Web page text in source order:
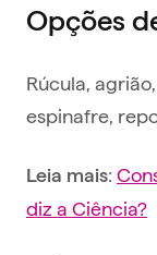
Opções
Rúcula,
espinafre,
Leia mais:
diz a Ciência?